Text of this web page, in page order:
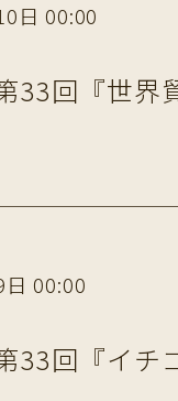
日 00:00
33回『世
00:00
33回『イチ